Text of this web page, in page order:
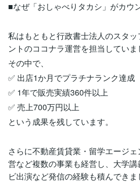
■なぜ「おしゃべりタカシ」がカウ
私はもともと行政書士法人のスタ
ントのココナラ運営を担当していま
その中で、
✅ 出店1か月でプラチナランク達成
✅ 1年で販売実績360件以上
✅ 売上700万円以上
という成果を残しています。
さらに不動産賃貸業・留学エージ
営など複数の事業も経営し、大学
ビ出演など発信の経験も積んできま